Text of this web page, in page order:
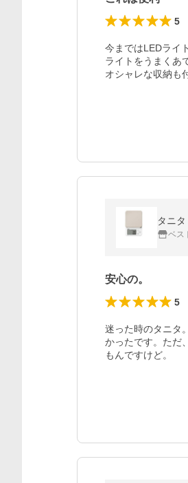
5
今まではLEDライ
ライトをうまくあ
オシャレな収納も
タニ
ベス
安心の。
5
迷った時のタニタ
かったです。ただ
もんですけど。